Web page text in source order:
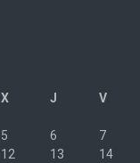
X J V
5 6 7
12 13 14